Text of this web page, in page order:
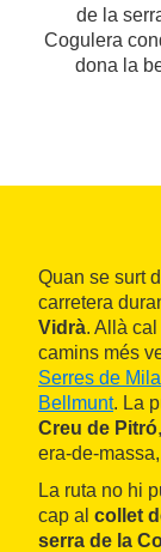
de la
Cogulera
dona la
Quan se surt
carretera
Vidrà. Allà
camins més
Serres de
Bellmunt. La
Creu de Pitró
era-de-
La ruta no hi
cap al collet
serra de la